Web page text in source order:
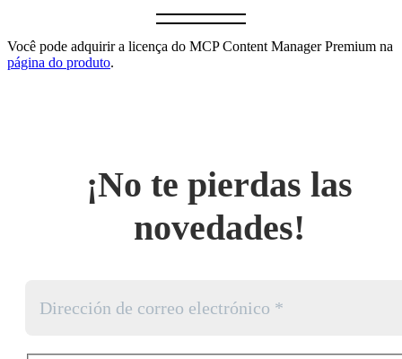
Você pode adquirir a licença do MCP Content Manager Premium na
página do produto.
¡No te pierdas las
novedades!